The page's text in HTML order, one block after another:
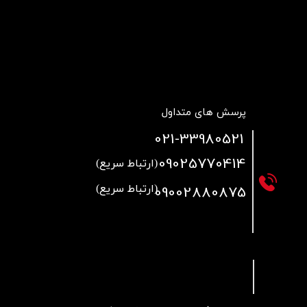
پرسش های متداول
021-33980521
09025770414(ارتباط سریع)
09002880875(ارتباط سریع)